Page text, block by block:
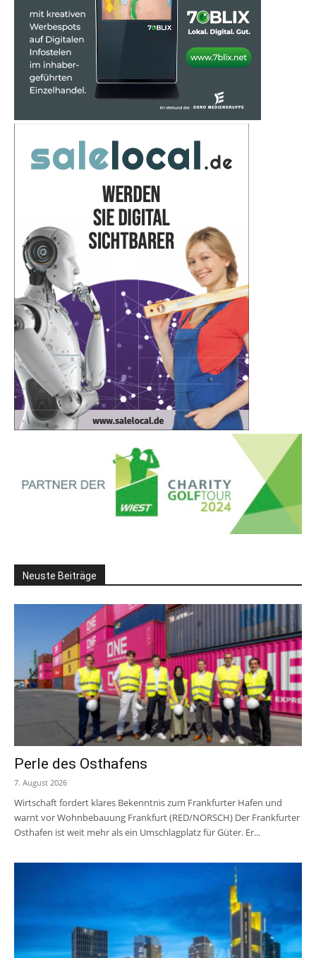
Neuste Beiträge
Perle des Osthafens
7. August 2026
Wirtschaft fordert klares Bekenntnis zum Frankfurter Hafen und
warnt vor Wohnbebauung Frankfurt (RED/NORSCH) Der Frankfurter
Osthafen ist weit mehr als ein Umschlagplatz für Güter. Er...